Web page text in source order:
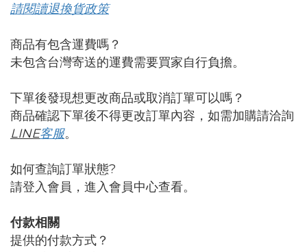
請閱讀退換貨政策
商品有包含運費嗎？
未包含台灣寄送的運費需要買家自行負擔。
下單後發現想更改商品或取消訂單可以嗎？
商品確認下單後不得更改訂單內容，如需加購請洽詢
LINE客服。
如何查詢訂單狀態?
請登入會員，進入會員中心查看。
付款相關
提供的付款方式？